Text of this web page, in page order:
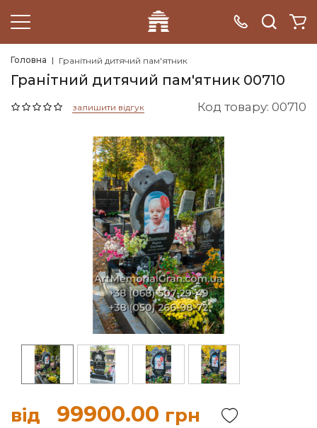
Головна Гранітний дитячий пам'ятник
Гранітний дитячий пам'ятник 00710
залишити відгук Код товару: 00710
від 99900.00 грн